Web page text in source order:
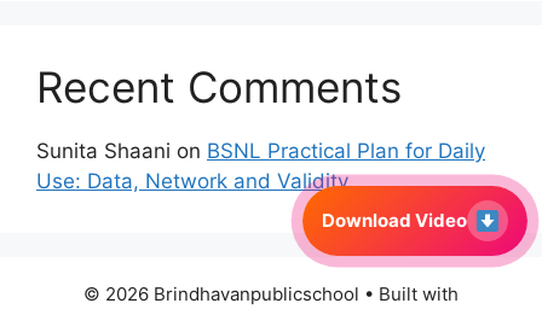
Download Video
Recent Comments
Sunita Shaani on BSNL Practical Plan for Daily
Use: Data, Network and Validity
© 2026 Brindhavanpublicschool • Built with